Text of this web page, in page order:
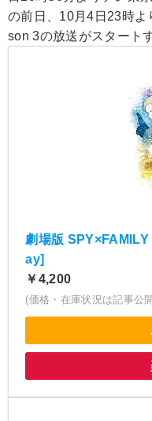
の前日、10月4日23時
son 3の放送がスタート
劇場版
ay]
￥4,200
(価格・在庫状況は記事公